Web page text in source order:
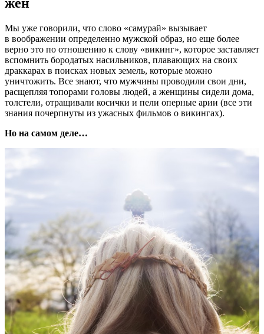
Мы уже говорили, что слово «самурай» вызывает
в воображении определенно мужской образ, но еще более
верно это по отношению к слову «викинг», которое заставляет
вспомнить бородатых насильников, плавающих на своих
драккарах в поисках новых земель, которые можно
уничтожить. Все знают, что мужчины проводили свои дни,
расщепляя топорами головы людей, а женщины сидели дома,
толстели, отращивали косички и пели оперные арии (все эти
знания почерпнуты из ужасных фильмов о викингах).
Но на самом деле…